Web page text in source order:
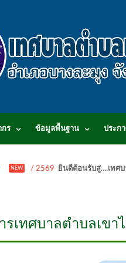
กร ข้อมูลพื้นฐาน ประก
NEW / 2569 ยินดีต้อนรับสู่....เทศ
เทศบาลตำบลเขา